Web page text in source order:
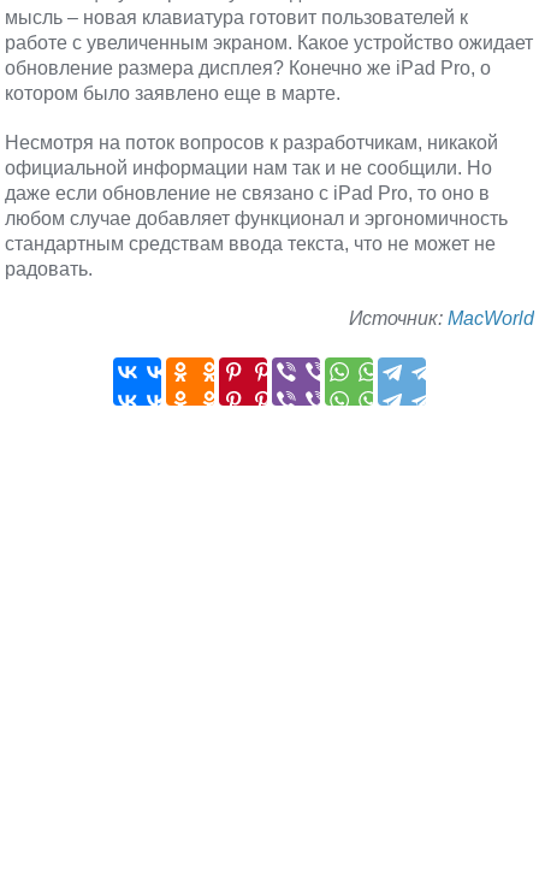
мысль – новая клавиатура готовит пользователей к
работе с увеличенным экраном. Какое устройство ожидает
обновление размера дисплея? Конечно же iPad Pro, о
котором было заявлено еще в марте.
Несмотря на поток вопросов к разработчикам, никакой
официальной информации нам так и не сообщили. Но
даже если обновление не связано с iPad Pro, то оно в
любом случае добавляет функционал и эргономичность
стандартным средствам ввода текста, что не может не
радовать.
Источник: MacWorld